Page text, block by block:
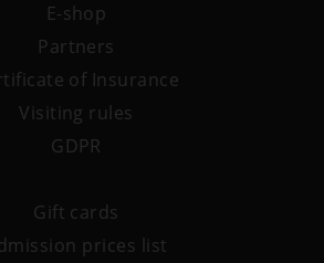
E-shop
Partners
of Insurance
Visiting rules
GDPR
Gift cards
prices list